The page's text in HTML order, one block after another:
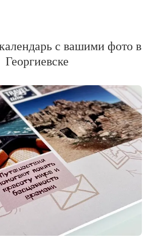
с вашими фото в
Георгиевске